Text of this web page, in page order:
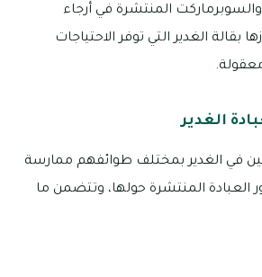
المنتشرة في أرجاء
بقالة الغدير التي توفر الاحتياجات
الغدير
في الغدير بمختلف طوائفهم ممارسة
العبادة المنتشرة حولها، وتتضمن ما